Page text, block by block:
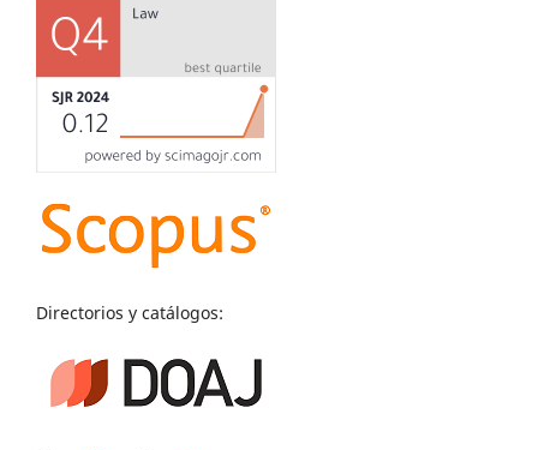
Directorios y catálogos: